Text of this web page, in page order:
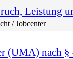
Leistung
/ Jobcenter
(UMA) nach